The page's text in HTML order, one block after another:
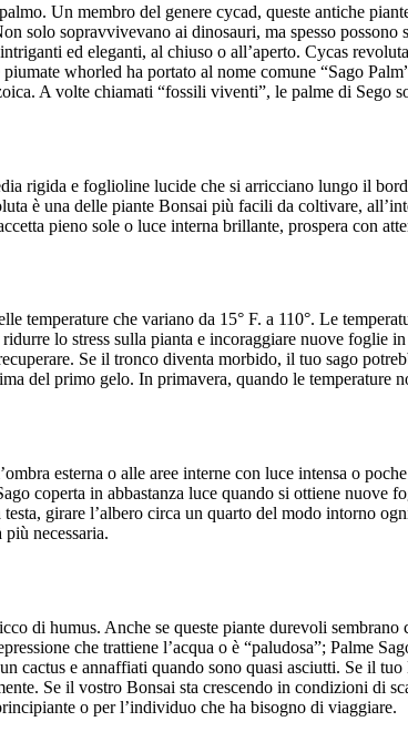
Un membro del genere cycad, queste antiche
solo sopravvivevano ai dinosauri, ma spesso
ed eleganti, al chiuso o all’aperto. Cycas
whorled ha portato al nome comune “Sago
A volte chiamati “fossili viventi”, le palme di
rigida e foglioline lucide che si arricciano lungo il
è una delle piante Bonsai più facili da coltivare,
pieno sole o luce interna brillante, prospera con
temperature che variano da 15° F. a 110°. Le
lo stress sulla pianta e incoraggiare nuove foglie
Se il tronco diventa morbido, il tuo sago
del primo gelo. In primavera, quando le temperature
esterna o alle aree interne con luce intensa o
coperta in abbastanza luce quando si ottiene nuove
girare l’albero circa un quarto del modo intorno
necessaria.
di humus. Anche se queste piante durevoli
che trattiene l’acqua o è “paludosa”; Palme
cactus e annaffiati quando sono quasi asciutti. Se il
Se il vostro Bonsai sta crescendo in condizioni di
o per l’individuo che ha bisogno di viaggiare.